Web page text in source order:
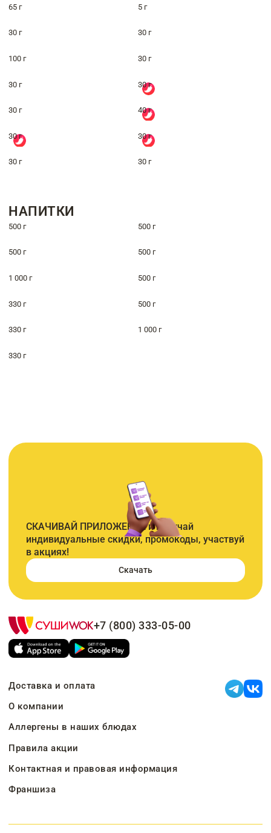
65 г 5 г
30 г 30 г
100 г 30 г
30 г 30 г
30 г 40 г
30 г 30 г
30 г 30 г
НАПИТКИ
500 г 500 г
500 г 500 г
1 000 г 500 г
330 г 500 г
330 г 1 000 г
330 г
СКАЧИВАЙ ПРИЛОЖЕНИЕ и получай
индивидуальные скидки, промокоды, участвуй
в акциях!
Скачать
+7 (800) 333-05-00
Доставка и оплата
О компании
Аллергены в наших блюдах
Правила акции
Контактная и правовая информация
Франшиза